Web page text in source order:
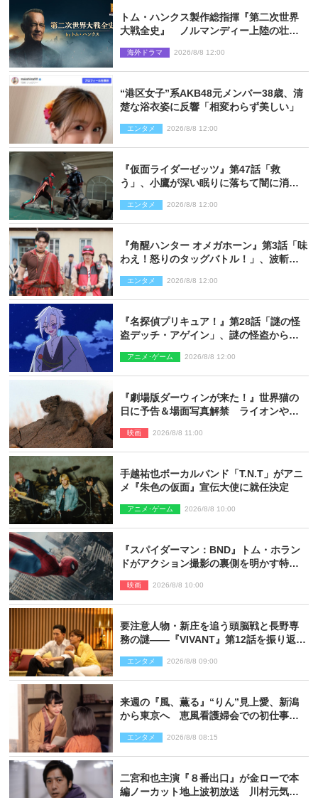
トム・ハンクス製作総指揮『第二次世界
大戦全史』 ノルマンディー上陸の壮絶
海外ドラマ 2026/8/8 12:00
“港区女子”系AKB48元メンバー38歳、清
楚な浴衣姿に反響「相変わらず美しい」
エンタメ 2026/8/8 12:00
『仮面ライダーゼッツ』第47話「救
う」、小鷹が深い眠りに落ちて闇に消え
エンタメ 2026/8/8 12:00
『角醒ハンター オメガホーン』第3話「味
わえ！怒りのタッグバトル！」、波斬の
エンタメ 2026/8/8 12:00
『名探偵プリキュア！』第28話「謎の怪
盗デッチ・アゲイン」、謎の怪盗から不
アニメ･ゲーム 2026/8/8 12:00
『劇場版ダーウィンが来た！』世界猫の
日に予告＆場面写真解禁 ライオンやマ
映画 2026/8/8 11:00
手越祐也ボーカルバンド「T.N.T」がアニ
メ『朱色の仮面』宣伝大使に就任決定
アニメ･ゲーム 2026/8/8 10:00
『スパイダーマン：BND』トム・ホラン
ドがアクション撮影の裏側を明かす特別
映画 2026/8/8 10:00
要注意人物・新庄を追う頭脳戦と長野専
務の謎――『VIVANT』第12話を振り返
エンタメ 2026/8/8 09:00
来週の『風、薫る』“りん”見上愛、新潟
から東京へ 恵風看護婦会での初仕事に
エンタメ 2026/8/8 08:15
二宮和也主演『８番出口』が金ローで本
編ノーカット地上波初放送 川村元気監